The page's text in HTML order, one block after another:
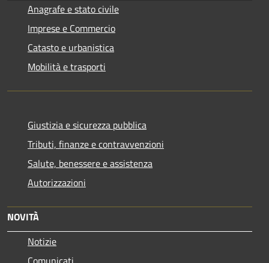
Anagrafe e stato civile
Imprese e Commercio
Catasto e urbanistica
Mobilità e trasporti
Giustizia e sicurezza pubblica
Tributi, finanze e contravvenzioni
Salute, benessere e assistenza
Autorizzazioni
NOVITÀ
Notizie